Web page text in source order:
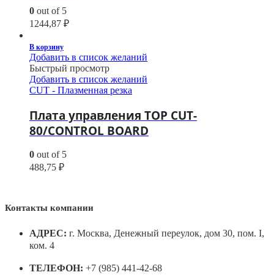
0 out of 5
1244,87 ₽
В корзину
Добавить в список желаний
Быстрый просмотр
Добавить в список желаний
CUT - Плазменная резка
Плата управления TOP CUT-
80/CONTROL BOARD
0 out of 5
488,75 ₽
Контакты компании
АДРЕС: г. Москва, Денежный переулок, дом 30, пом. I,
ком. 4
ТЕЛЕФОН: +7 (985) 441-42-68